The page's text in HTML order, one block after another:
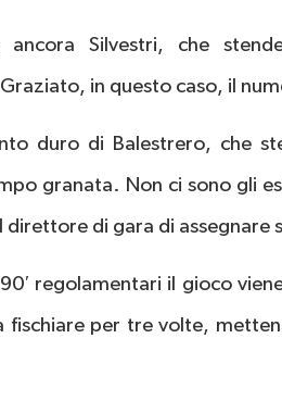
ancora Silvestri, che
in questo caso, il
duro di Balestrero, che
granata. Non ci sono gli
direttore di gara di
regolamentari il gioco
fischiare per tre volte,